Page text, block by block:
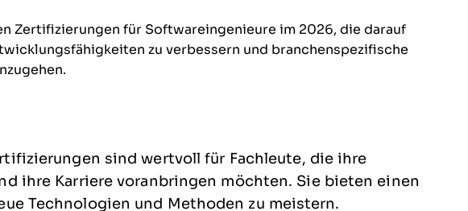
Zertifizierungen für Softwareingenieure im 2026, die darauf
zu verbessern und branchenspezifische
sind wertvoll für Fachleute, die ihre
ihre Karriere voranbringen möchten. Sie bieten einen
Technologien und Methoden zu meistern.